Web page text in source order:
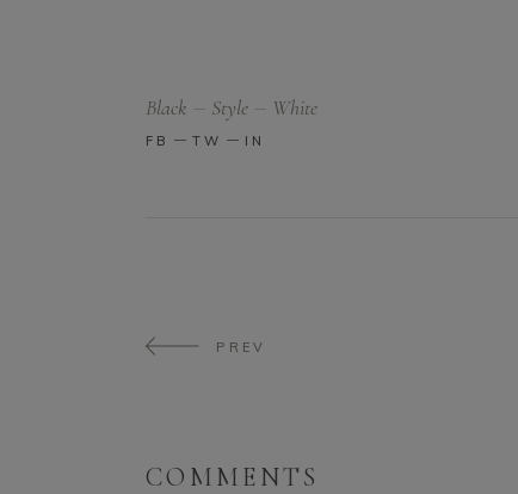
Black Style White
FB TW IN
PREV
COMMENTS